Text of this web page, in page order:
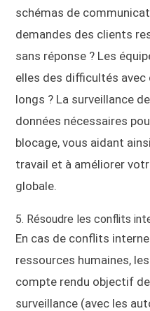
schémas de
demandes des clients
sans réponse ? Les
elles des difficultés
longs ? La surveillance
données nécessaires
blocage, vous aidant
travail et à améliorer
globale.
5. Résoudre les conflits
En cas de conflits
ressources humaines,
compte rendu objectif
surveillance (avec les